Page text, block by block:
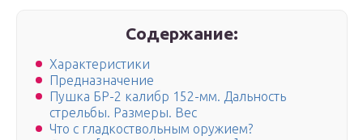
Содержание:
Характеристики
Предназначение
Пушка БР-2 калибр 152-мм. Дальность
стрельбы. Размеры. Вес
Что с гладкоствольным оружием?